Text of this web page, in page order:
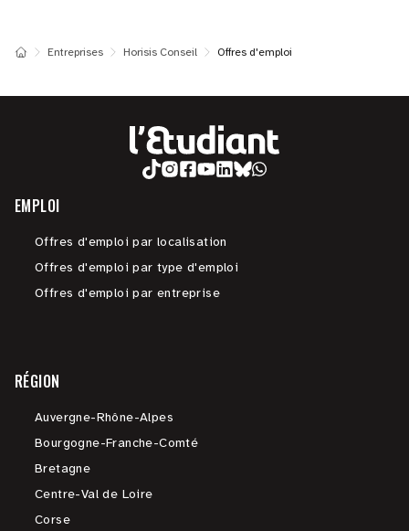
Entreprises Horisis Conseil Offres d'emploi
EMPLOI
Offres d'emploi par localisation
Offres d'emploi par type d'emploi
Offres d'emploi par entreprise
RÉGION
Auvergne-Rhône-Alpes
Bourgogne-Franche-Comté
Bretagne
Centre-Val de Loire
Corse